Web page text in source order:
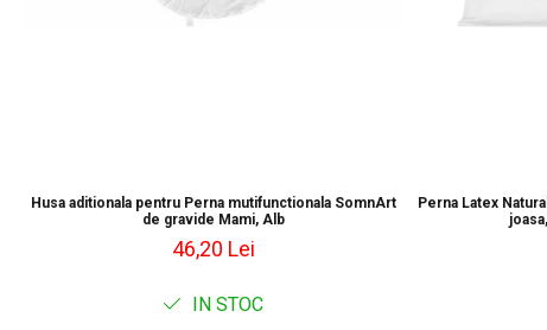
Husa aditionala pentru Perna mutifunctionala SomnArt
de gravide Mami, Alb
46,20 Lei
IN STOC
Perna Latex